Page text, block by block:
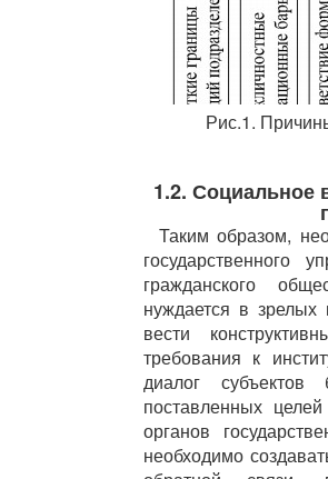
Рис.1.
1.2. Социальное
Таким образом,
государственного
гражданского
нуждается в зрелых
вести
требования к
диалог
поставленных
органов
необходимо